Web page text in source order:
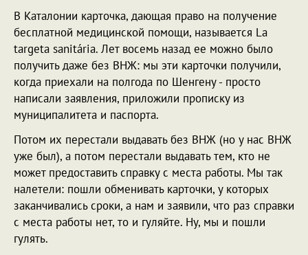
В Каталонии карточка, дающая право на получение
бесплатной медицинской помощи, называется La
targeta sanitária. Лет восемь назад ее можно было
получить даже без ВНЖ: мы эти карточки получили,
когда приехали на полгода по Шенгену - просто
написали заявления, приложили прописку из
муниципалитета и паспорта.
Потом их перестали выдавать без ВНЖ (но у нас ВНЖ
уже был), а потом перестали выдавать тем, кто не
может предоставить справку с места работы. Мы так
налетели: пошли обменивать карточки, у которых
заканчивались сроки, а нам и заявили, что раз справки
с места работы нет, то и гуляйте. Ну, мы и пошли
гулять.